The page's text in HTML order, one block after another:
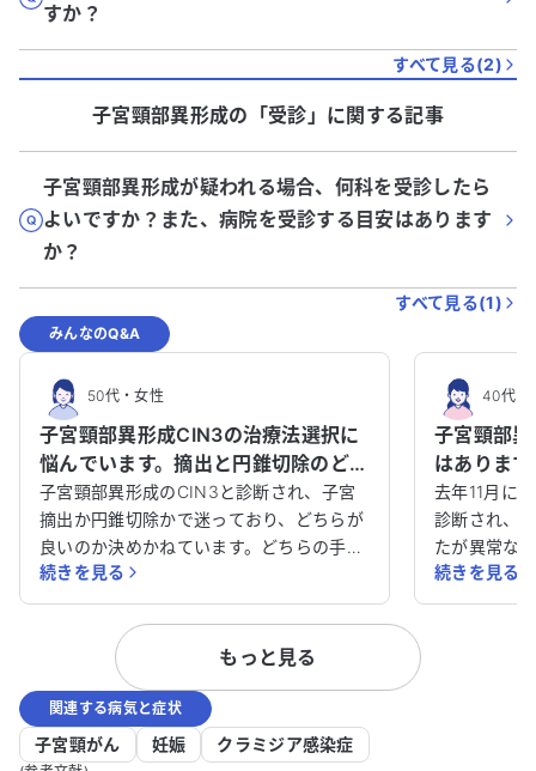
すか？
すべて見る(2)
子宮頸部異形成の「受診 」に関する記事
子宮頸部異形成が疑われる場合、何科を受診したら
よいですか？また、病院を受診する目安はあります
か？
すべて見る(1)
みんなのQ&A
50代・女性
子宮頸部異形成CIN3の治療法選択に
悩んでいます。摘出と円錐切除のどち
らが良いか教えてください。
子宮頸部異形成のCIN3と診断され、子宮
摘出か円錐切除かで迷っており、どちらが
良いのか決めかねています。どちらの手術
後もトラブルがあるのではないかと考えて
います。内科の先生からは「取ってしまっ
てから後悔しても遅い」と言われ、婦人科
の先生からは「取らないの？」と驚かれ、
ますます混乱しています。 高血圧と糖尿病
の薬を服用しており、現在の数値は問題あ
りませんが、手術後の体調がどうなるか心
配です。また、膀胱炎やカンジダを繰り返
続きを見る
40代・
子宮頸部
はありま
のか不安で
去年11月に
診断され、
たが異常な
検査で高度
を受けまし
続きを見る
もっと見る
関連する病気と症状
子宮頸がん 妊娠 クラミジア感染症